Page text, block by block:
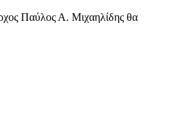
Παύλος Α. Μιχαηλίδης θα